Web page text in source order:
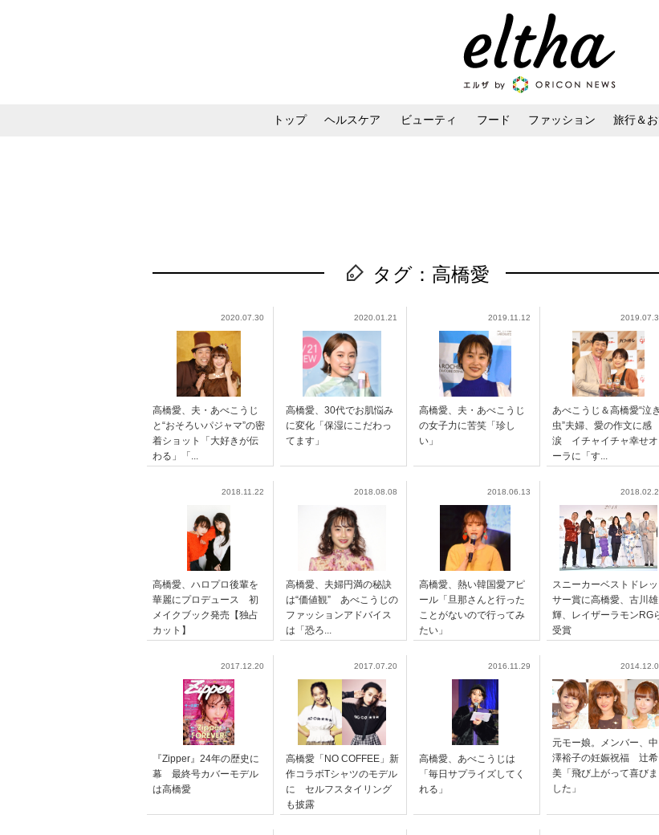
トップ ヘルスケア ビューティ フード ファッション 旅行＆
タグ：高橋愛
2020.07.30
高橋愛、夫・あべこうじ
と“おそろいパジャマ”の密
着ショット「大好きが伝
わる」「...
2020.01.21
高橋愛、30代でお肌悩み
に変化「保湿にこだわっ
てます」
2019.11.12
高橋愛、夫・あべこうじ
の女子力に苦笑「珍し
い」
あべこうじ＆高橋愛“泣き
虫”夫婦、愛の作文に感
涙 イチャイチャ幸せオ
ーラに「す...
2018.11.22
高橋愛、ハロプロ後輩を
華麗にプロデュース 初
メイクブック発売【独占
カット】
2018.08.08
高橋愛、夫婦円満の秘訣
は“価値観” あべこうじの
ファッションアドバイス
は「恐ろ...
2018.06.13
高橋愛、熱い韓国愛アピ
ール「旦那さんと行った
ことがないので行ってみ
たい」
スニーカーベストドレッ
サー賞に高橋愛、古川雄
輝、レイザーラモンRG
受賞
2017.12.20
『Zipper』24年の歴史に
幕 最終号カバーモデル
は高橋愛
2017.07.20
高橋愛「NO COFFEE」新
作コラボTシャツのモデル
に セルフスタイリング
も披露
2016.11.29
高橋愛、あべこうじは
「毎日サプライズしてく
れる」
元モー娘。メンバー、中
澤裕子の妊娠祝福 辻希
美「飛び上がって喜びま
した」